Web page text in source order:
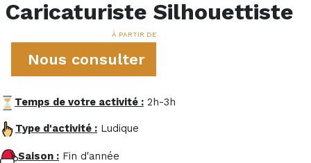
Caricaturiste Silhouettiste
À PARTIR DE
Nous consulter
Temps de votre activité : 2h-3h
Type d'activité : Ludique
Saison : Fin d'année